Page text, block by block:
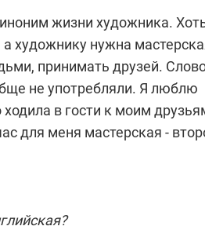
жизни художника.
художнику нужна
принимать друзей.
не употребляли. Я люблю
в гости к моим
для меня мастерская -